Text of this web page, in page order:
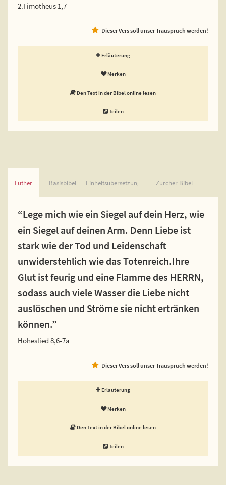
2.Timotheus 1,7
Dieser Vers soll unser Trauspruch werden!
Erläuterung
Merken
Den Text in der Bibel online lesen
Teilen
Luther Basisbibel Einheitsübersetzung Zürcher Bibel
“Lege mich wie ein Siegel auf dein Herz, wie
ein Siegel auf deinen Arm. Denn Liebe ist
stark wie der Tod und Leidenschaft
unwiderstehlich wie das Totenreich.Ihre
Glut ist feurig und eine Flamme des HERRN,
sodass auch viele Wasser die Liebe nicht
auslöschen und Ströme sie nicht ertränken
können.”
Hoheslied 8,6-7a
Dieser Vers soll unser Trauspruch werden!
Erläuterung
Merken
Den Text in der Bibel online lesen
Teilen